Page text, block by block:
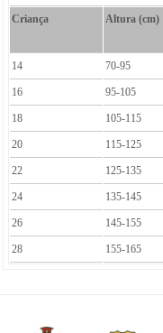
Criança Altura (cm)
14 70-95
16 95-105
18 105-115
20 115-125
22 125-135
24 135-145
26 145-155
28 155-165